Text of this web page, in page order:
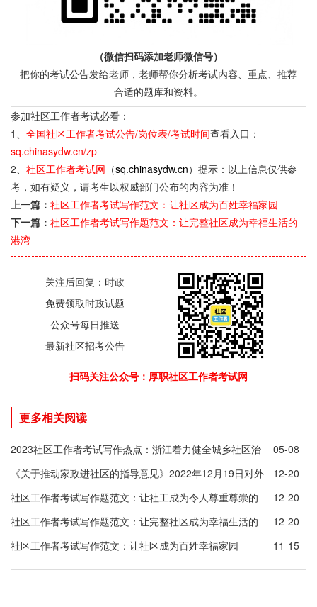
（微信扫码添加老师微信号）
把你的考试公告发给老师，老师帮你分析考试内容、重点、推荐
合适的题库和资料。
参加社区工作者考试必看：
1、 全国社区工作者考试公告/岗位表/考试时间查看入口：
sq.chinasydw.cn/zp
2、 社区工作者考试网 （sq.chinasydw.cn）提示：以上信息仅供参
考，如有疑义，请考生以权威部门公布的内容为准！
上一篇： 社区工作者考试写作范文：让社区成为百姓幸福家园
下一篇： 社区工作者考试写作题范文：让完整社区成为幸福生活的
港湾
关注后回复：时政
免费领取时政试题
公众号每日推送
最新社区招考公告
扫码关注公众号：厚职社区工作者考试网
更多相关阅读
2023社区工作者考试写作热点：浙江着力健全城乡社区治
理体系
05-08
《关于推动家政进社区的指导意见》2022年12月19日对外
公布
12-20
社区工作者考试写作题范文：让社工成为令人尊重尊崇的
职业
12-20
社区工作者考试写作题范文：让完整社区成为幸福生活的
港湾
12-20
社区工作者考试写作范文：让社区成为百姓幸福家园
11-15